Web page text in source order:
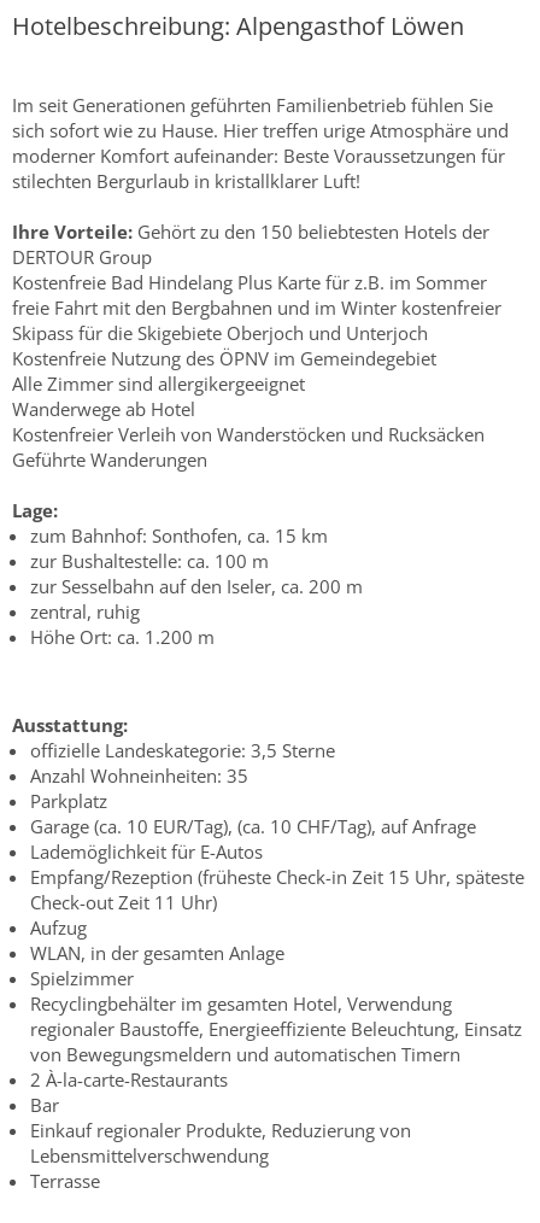
Hotelbeschreibung: Alpengasthof Löwen
Im seit Generationen geführten Familienbetrieb fühlen Sie
sich sofort wie zu Hause. Hier treffen urige Atmosphäre und
moderner Komfort aufeinander: Beste Voraussetzungen für
stilechten Bergurlaub in kristallklarer Luft!
Ihre Vorteile: Gehört zu den 150 beliebtesten Hotels der
DERTOUR Group
Kostenfreie Bad Hindelang Plus Karte für z.B. im Sommer
freie Fahrt mit den Bergbahnen und im Winter kostenfreier
Skipass für die Skigebiete Oberjoch und Unterjoch
Kostenfreie Nutzung des ÖPNV im Gemeindegebiet
Alle Zimmer sind allergikergeeignet
Wanderwege ab Hotel
Kostenfreier Verleih von Wanderstöcken und Rucksäcken
Geführte Wanderungen
Lage:
zum Bahnhof: Sonthofen, ca. 15 km
zur Bushaltestelle: ca. 100 m
zur Sesselbahn auf den Iseler, ca. 200 m
zentral, ruhig
Höhe Ort: ca. 1.200 m
Ausstattung:
offizielle Landeskategorie: 3,5 Sterne
Anzahl Wohneinheiten: 35
Parkplatz
Garage (ca. 10 EUR/Tag), (ca. 10 CHF/Tag), auf Anfrage
Lademöglichkeit für E-Autos
Empfang/Rezeption (früheste Check-in Zeit 15 Uhr, späteste
Check-out Zeit 11 Uhr)
Aufzug
WLAN, in der gesamten Anlage
Spielzimmer
Recyclingbehälter im gesamten Hotel, Verwendung
regionaler Baustoffe, Energieeffiziente Beleuchtung, Einsatz
von Bewegungsmeldern und automatischen Timern
2 À-la-carte-Restaurants
Bar
Einkauf regionaler Produkte, Reduzierung von
Lebensmittelverschwendung
Terrasse